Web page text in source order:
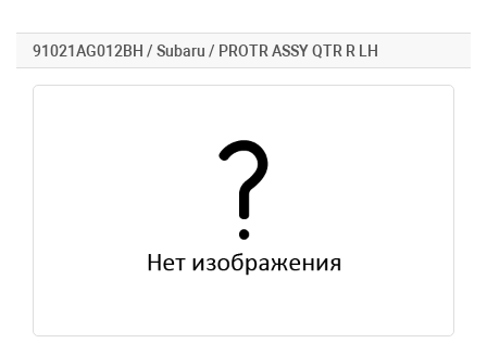
91021AG012BH / Subaru / PROTR ASSY QTR R LH